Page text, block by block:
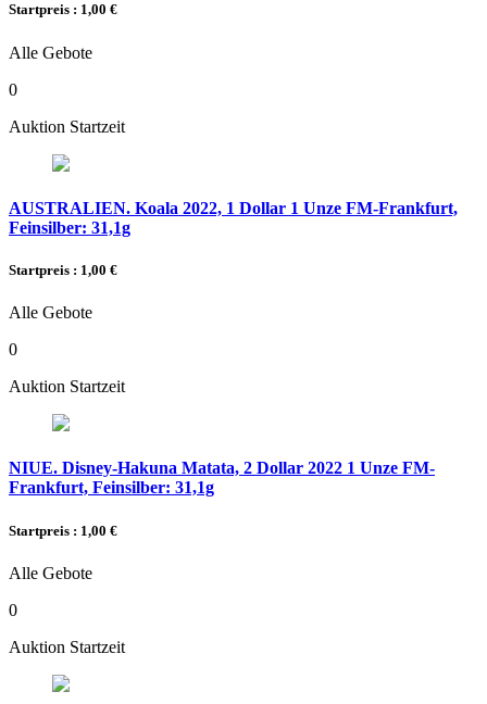
Startpreis : 1,00 €
Alle Gebote
0
Auktion Startzeit
AUSTRALIEN. Koala 2022, 1 Dollar 1 Unze FM-Frankfurt,
Feinsilber: 31,1g
Startpreis : 1,00 €
Alle Gebote
0
Auktion Startzeit
NIUE. Disney-Hakuna Matata, 2 Dollar 2022 1 Unze FM-
Frankfurt, Feinsilber: 31,1g
Startpreis : 1,00 €
Alle Gebote
0
Auktion Startzeit